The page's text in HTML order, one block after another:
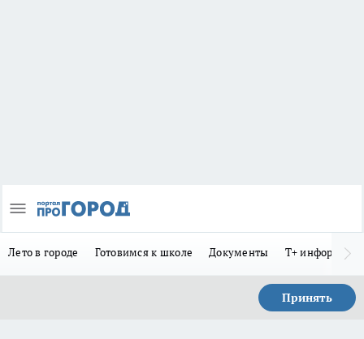
Лето в городе Готовимся к школе Документы Т+
Принять